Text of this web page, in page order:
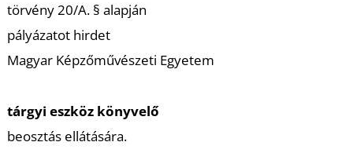
törvény 20/A. § alapján
pályázatot hirdet
Magyar Képzőművészeti Egyetem
tárgyi eszköz könyvelő
beosztás ellátására.